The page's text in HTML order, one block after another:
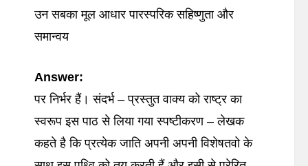
उन सबका मूल आधार पारस्परिक सहिष्णुता और
समान्वय
Answer:
पर निर्भर हैं। संदर्भ – प्रस्तुत वाक्य को राष्ट्र का
स्वरूप इस पाठ से लिया गया स्पष्टीकरण – लेखक
कहते है कि प्रत्येक जाति अपनी अपनी विशेषतवो के